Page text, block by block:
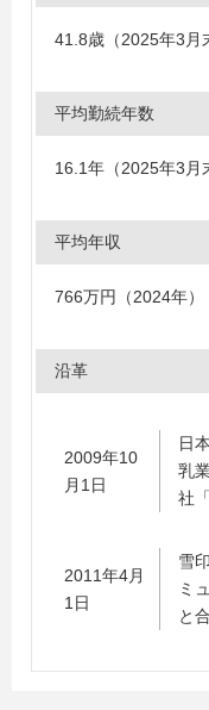
41.8歳（2025年3月
平均勤続年数
16.1年（2025年3月
平均年収
766万円（2024年）
沿革
2009年10
月1日
日
乳
社
2011年4月
1日
雪
ミ
と